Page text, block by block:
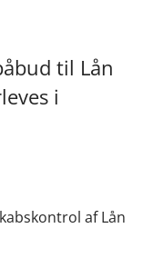
til Lån
i
af Lån